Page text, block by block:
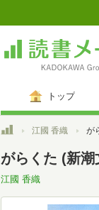
トップ
トップ江國 香織 が
がらくた (新潮
江國 香織